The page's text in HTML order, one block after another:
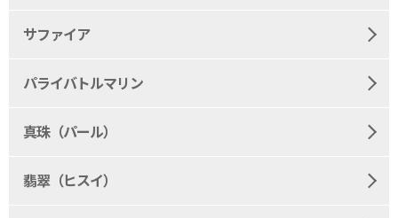
サファイア
パライバトルマリン
真珠（パール）
翡翠（ヒスイ）